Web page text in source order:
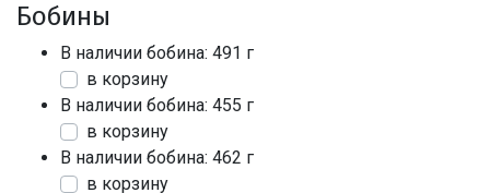
Бобины
В наличии бобина: 491 г
в корзину
В наличии бобина: 455 г
в корзину
В наличии бобина: 462 г
в корзину